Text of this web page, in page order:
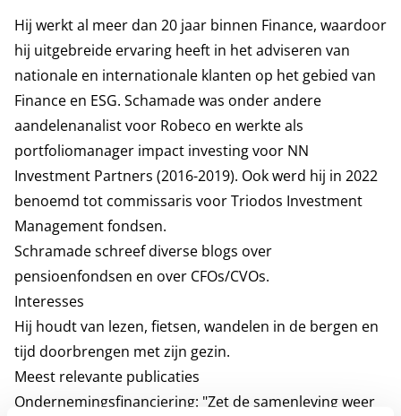
Hij werkt al meer dan 20 jaar binnen Finance, waardoor
hij uitgebreide ervaring heeft in het adviseren van
nationale en internationale klanten op het gebied van
Finance en ESG. Schamade was onder andere
aandelenanalist voor Robeco en werkte als
portfoliomanager impact investing voor NN
Investment Partners (2016-2019). Ook werd hij in 2022
benoemd tot commissaris voor Triodos Investment
Management fondsen.
Schramade schreef diverse blogs over
pensioenfondsen en over CFOs/CVOs.
Interesses
Hij houdt van lezen, fietsen, wandelen in de bergen en
tijd doorbrengen met zijn gezin.
Meest relevante publicaties
Ondernemingsfinanciering: "Zet de samenleving weer